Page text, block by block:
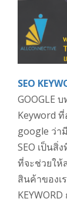
SEO
GOOGLE
Keyword
google ว่า
SEO เป็นสิ่
ที่จะช่วยให้
สินค้าของเ